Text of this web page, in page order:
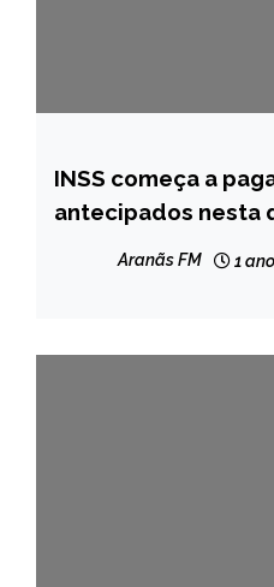
NOTÍCIAS
INSS começa a
antecipados nesta
Aranãs FM 1